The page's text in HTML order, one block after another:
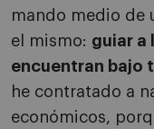
mando medio de
el mismo: guiar a
encuentran bajo
he contratado a
económicos,